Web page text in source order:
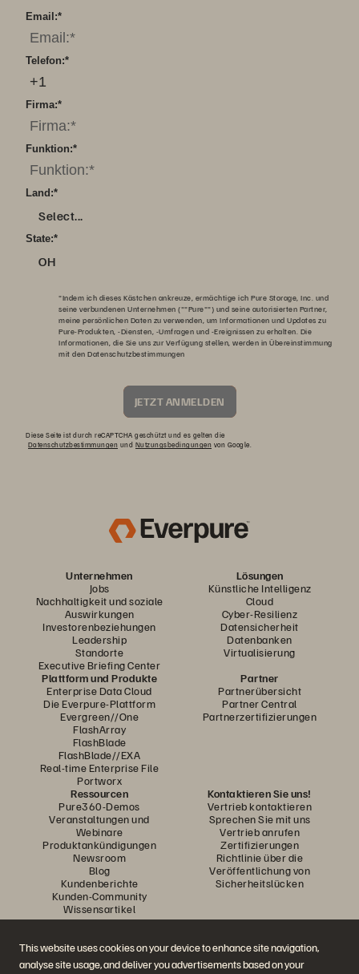
This website uses cookies on your device to enhance site navigation,
analyse site usage, and deliver you advertisements based on your
*
Email:
*
Telefon:
*
Firma:
*
Funktion:
*
Land:
Select...
*
State:
OH
"Indem ich dieses Kästchen ankreuze, ermächtige ich Pure Storage, Inc. und
seine verbundenen Unternehmen (""Pure"") und seine autorisierten Partner,
meine persönlichen Daten zu verwenden, um Informationen und Updates zu
Pure-Produkten, -Diensten, -Umfragen und -Ereignissen zu erhalten. Die
Informationen, die Sie uns zur Verfügung stellen, werden in Übereinstimmung
mit den Datenschutzbestimmungen
JETZT ANMELDEN
Diese Seite ist durch reCAPTCHA geschützt und es gelten die
Datenschutzbestimmungen und Nutzungsbedingungen von Google.
Unternehmen
Jobs
Nachhaltigkeit und soziale
Auswirkungen
Investorenbeziehungen
Leadership
Standorte
Executive Briefing Center
Lösungen
Künstliche Intelligenz
Cloud
Cyber-Resilienz
Datensicherheit
Datenbanken
Virtualisierung
Plattform und Produkte
Enterprise Data Cloud
Die Everpure-Plattform
Evergreen//One
FlashArray
FlashBlade
FlashBlade//EXA
Real-time Enterprise File
Portworx
Partner
Partnerübersicht
Partner Central
Partnerzertifizierungen
Ressourcen
Pure360-Demos
Veranstaltungen und
Webinare
Produktankündigungen
Newsroom
Blog
Kundenberichte
Kunden-Community
Wissensartikel
Kontaktieren Sie uns!
Vertrieb kontaktieren
Sprechen Sie mit uns
Vertrieb anrufen
Zertifizierungen
Richtlinie über die
Veröffentlichung von
Sicherheitslücken
Diskutiere mit